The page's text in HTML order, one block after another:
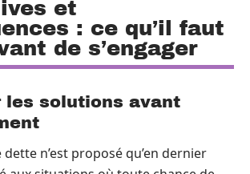
et
: ce qu’il faut
de s’engager
les solutions avant
dette n’est proposé qu’en dernier